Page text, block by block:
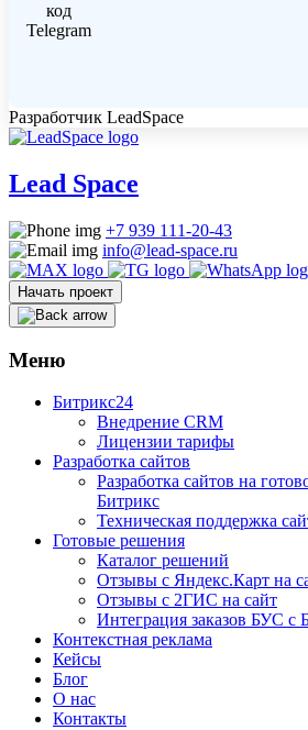
Разработчик LeadSpace
Lead Space
+7 939 111-20-43
info@lead-space.ru
Начать проект
Меню
Битрикс24
Внедрение CRM
Лицензии тарифы
Разработка сайтов
Разработка сайтов на
Битрикс
Техническая поддержка
Готовые решения
Каталог решений
Отзывы с Яндекс.Карт на
Отзывы с 2ГИС на сайт
Интеграция заказов БУС с
Контекстная реклама
Кейсы
Блог
О нас
Контакты